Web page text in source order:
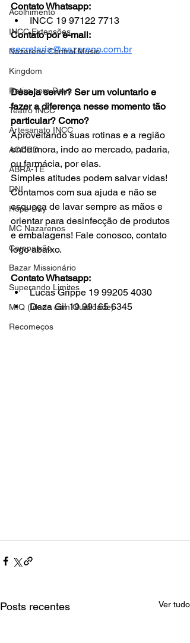
Acolhimento
INCC Extensões
Nazareno Central Music
Kingdom
Retiro com Deus
Teatro INCC
Artesanato INCC
ACORD
ABRA-TE
DNI
Hope Day
MC Nazarenos
Compaixão
Bazar Missionário
Superando Limites
MIQ (Idade com Qualidade)
Recomeços
Contato Whatsapp:
INCC 19 97122 7713
Contato por e-mail:
secretaria@nazareno.com.br
Deseja servir? Ser um voluntario e
fazer a diferença nesse momento tão
particular? Como?
Aproveitando suas rotinas e a região
onde mora, indo ao mercado, padaria,
ou farmácia, por elas.
Simples atitudes podem salvar vidas!
Contamos com sua ajuda e não se
esqueça de lavar sempre as mãos e
orientar para desinfecção de produtos
e embalagens! Fale conosco, contato
logo abaixo.
Contato Whatsapp:
Lucas Grippe 19 99205 4030
Deza Gil 19 99165 6345
Posts recentes Ver tudo